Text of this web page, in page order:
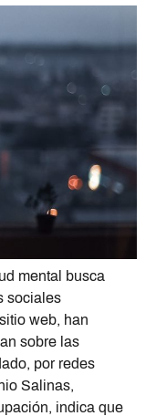
mental busca
sociales
web, han
sobre las
por redes
Salinas,
indica que